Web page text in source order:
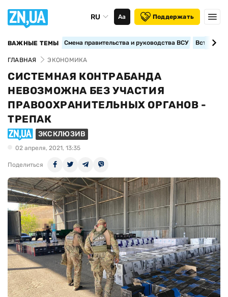
RU Аа Поддержать
ВАЖНЫЕ ТЕМЫ Смена правительства и руководства ВСУ
ГЛАВНАЯ ЭКОНОМИКА
СИСТЕМНАЯ КОНТРАБАНДА
НЕВОЗМОЖНА БЕЗ УЧАСТИЯ
ПРАВООХРАНИТЕЛЬНЫХ ОРГАНОВ -
ТРЕПАК
ЭКСКЛЮЗИВ
02 апреля, 2021, 13:35
Поделиться